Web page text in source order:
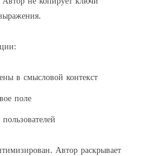
в смысловой контекст
поле
Автор раскрывает